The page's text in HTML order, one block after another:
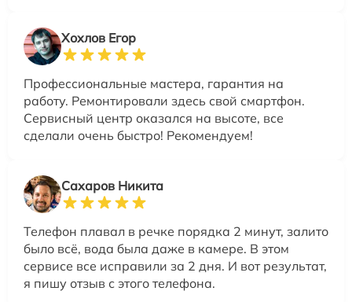
Хохлов Егор
Профессиональные мастера, гарантия на
работу. Ремонтировали здесь свой смартфон.
Сервисный центр оказался на высоте, все
сделали очень быстро! Рекомендуем!
Сахаров Никита
Телефон плавал в речке порядка 2 минут, залито
было всё, вода была даже в камере. В этом
сервисе все исправили за 2 дня. И вот результат,
я пишу отзыв с этого телефона.